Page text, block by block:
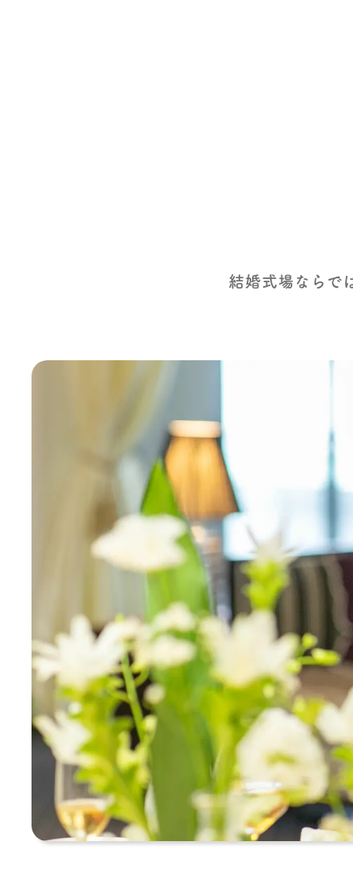
結婚式場ならで